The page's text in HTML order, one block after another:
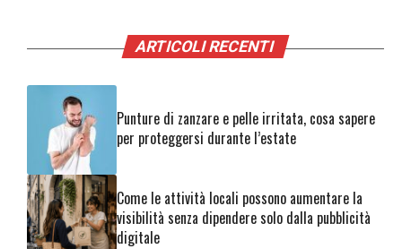
ARTICOLI RECENTI
Punture di zanzare e pelle irritata, cosa sapere
per proteggersi durante l’estate
Come le attività locali possono aumentare la
visibilità senza dipendere solo dalla pubblicità
digitale